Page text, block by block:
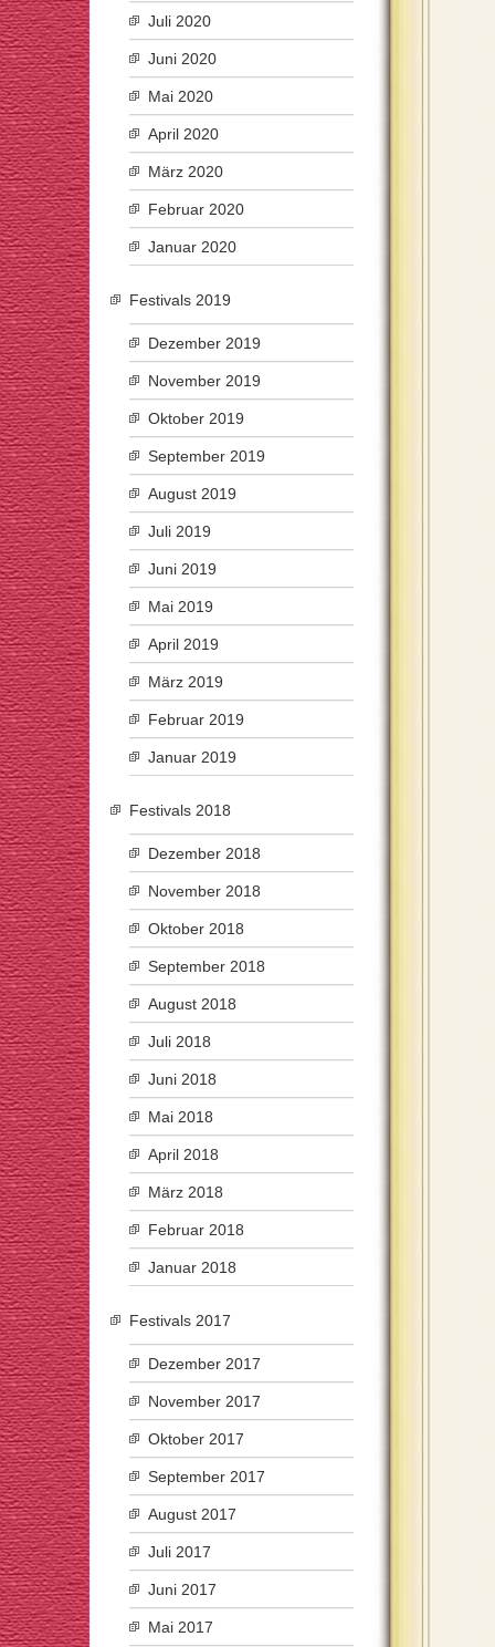
Juli 2020
Juni 2020
Mai 2020
April 2020
März 2020
Februar 2020
Januar 2020
Festivals 2019
Dezember 2019
November 2019
Oktober 2019
September 2019
August 2019
Juli 2019
Juni 2019
Mai 2019
April 2019
März 2019
Februar 2019
Januar 2019
Festivals 2018
Dezember 2018
November 2018
Oktober 2018
September 2018
August 2018
Juli 2018
Juni 2018
Mai 2018
April 2018
März 2018
Februar 2018
Januar 2018
Festivals 2017
Dezember 2017
November 2017
Oktober 2017
September 2017
August 2017
Juli 2017
Juni 2017
Mai 2017